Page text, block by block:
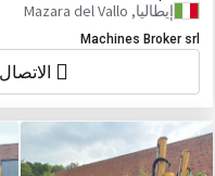
إيطاليا, Mazara del Vallo
Machines Broker srl
الاتصال